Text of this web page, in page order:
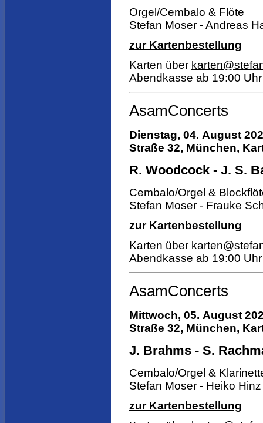
Orgel/Cembalo & Flöte
Stefan Moser - Andreas
zur Kartenbestellung
Karten über
Abendkasse ab 19:00 Uhr
AsamConcerts
Dienstag, 04. August
Straße 32, München,
R. Woodcock - J. S.
Cembalo/Orgel &
Stefan Moser - Frauke
zur Kartenbestellung
Karten über
Abendkasse ab 19:00 Uhr
AsamConcerts
Mittwoch, 05. August
Straße 32, München,
J. Brahms - S.
Cembalo/Orgel &
Stefan Moser - Heiko Hinz
zur Kartenbestellung